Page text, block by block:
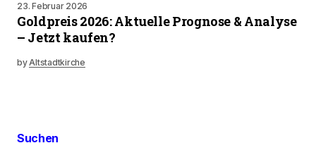
23. Februar 2026
Goldpreis 2026: Aktuelle Prognose & Analyse
– Jetzt kaufen?
byAltstadtkirche
Suchen